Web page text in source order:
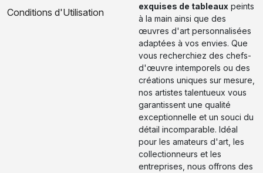
Conditions d'Utilisation
exquises de tableaux peints
à la main ainsi que des
œuvres d'art personnalisées
adaptées à vos envies. Que
vous recherchiez des chefs-
d'œuvre intemporels ou des
créations uniques sur mesure,
nos artistes talentueux vous
garantissent une qualité
exceptionnelle et un souci du
détail incomparable. Idéal
pour les amateurs d'art, les
collectionneurs et les
entreprises, nous offrons des